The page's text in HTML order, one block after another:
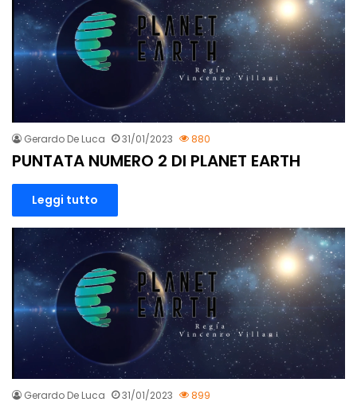
Gerardo De Luca 31/01/2023 880
PUNTATA NUMERO 2 DI PLANET EARTH
Leggi tutto
Gerardo De Luca 31/01/2023 899